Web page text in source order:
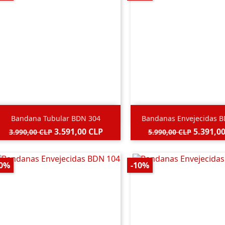
Bandana Tubular BDN 304
Precio
base
3.990,00 CLP Precio
3.591,00 CLP
 Vista rápida Bandanas Envejecidas
Precio
base
5.990,00 CLP Precio
 Vista rápida
Negro
-10%